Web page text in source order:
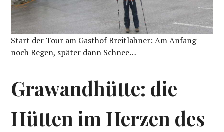
Start der Tour am Gasthof Breitlahner: Am Anfang
noch Regen, später dann Schnee…
Grawandhütte: die
Hütten im Herzen des